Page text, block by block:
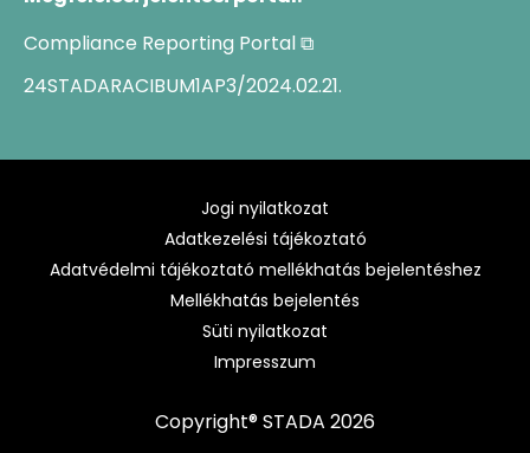
Compliance Reporting Portal ⧉
24STADARACIBUM1AP3/2024.02.21.
Jogi nyilatkozat
Adatkezelési tájékoztató
Adatvédelmi tájékoztató mellékhatás bejelentéshez
Mellékhatás bejelentés
Süti nyilatkozat
Impresszum
Copyright® STADA 2026